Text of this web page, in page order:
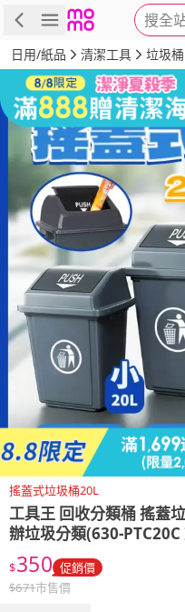
搜全
商品 評價
日用/紙品 清潔工具 垃圾桶
搖蓋式垃圾桶20L
工具王 回收分類桶 搖蓋
辦垃圾分類(630-
$350 促銷價
$671市售價